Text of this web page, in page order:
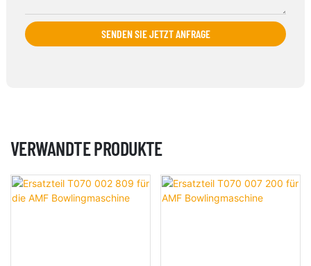
SENDEN SIE JETZT ANFRAGE
VERWANDTE PRODUKTE